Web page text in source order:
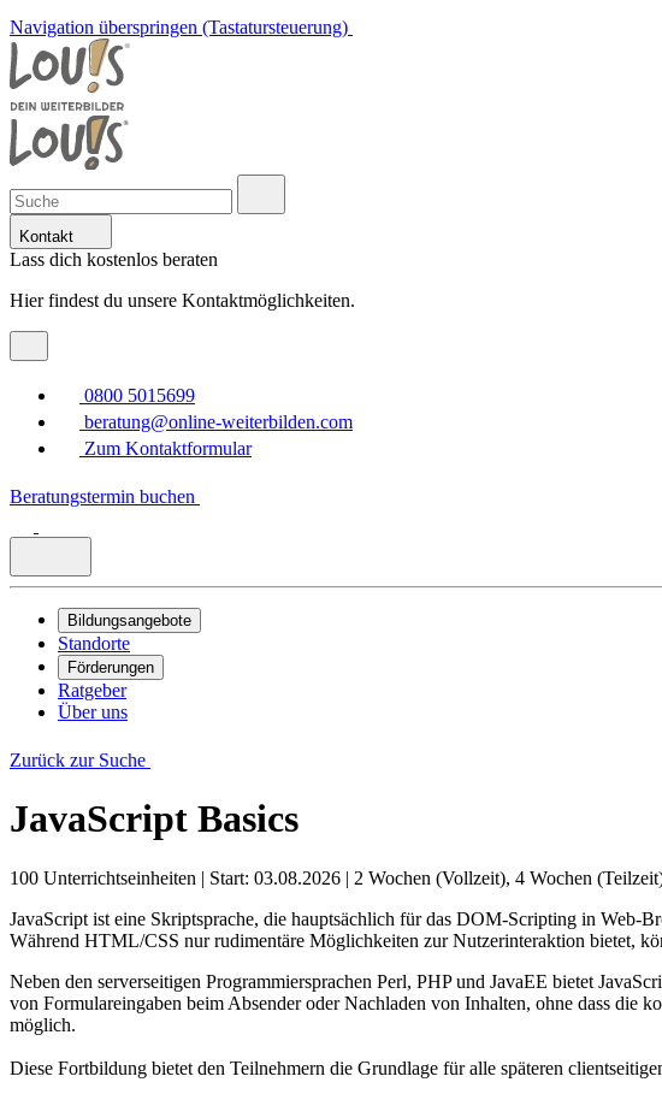
Navigation überspringen (Tastatursteuerung)
Kontakt
Lass dich kostenlos beraten
Hier findest du unsere Kontaktmöglichkeiten.
0800 5015699
beratung@online-weiterbilden.com
Zum Kontaktformular
Beratungstermin buchen
Bildungsangebote
Standorte
Förderungen
Ratgeber
Über uns
Zurück zur Suche
JavaScript Basics
100 Unterrichtseinheiten | Start: 03.08.2026 | 2 Wochen (Vollzeit), 4 Wochen
JavaScript ist eine Skriptsprache, die hauptsächlich für das DOM-Scripting in Web-
Während HTML/CSS nur rudimentäre Möglichkeiten zur Nutzerinteraktion bietet,
Neben den serverseitigen Programmiersprachen Perl, PHP und JavaEE bietet
von Formulareingaben beim Absender oder Nachladen von Inhalten, ohne dass die
möglich.
Diese Fortbildung bietet den Teilnehmern die Grundlage für alle späteren